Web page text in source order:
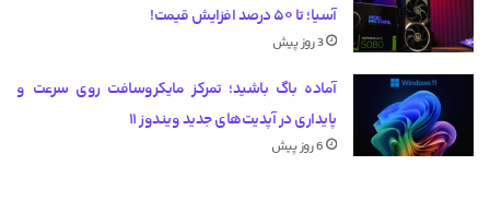
آسیا؛ تا ۵۰ درصد افزایش قیمت!
3 روز پیش
آماده باگ باشید؛ تمرکز مایکروسافت روی سرعت و
پایداری در آپدیت‌های جدید ویندوز ۱۱
6 روز پیش